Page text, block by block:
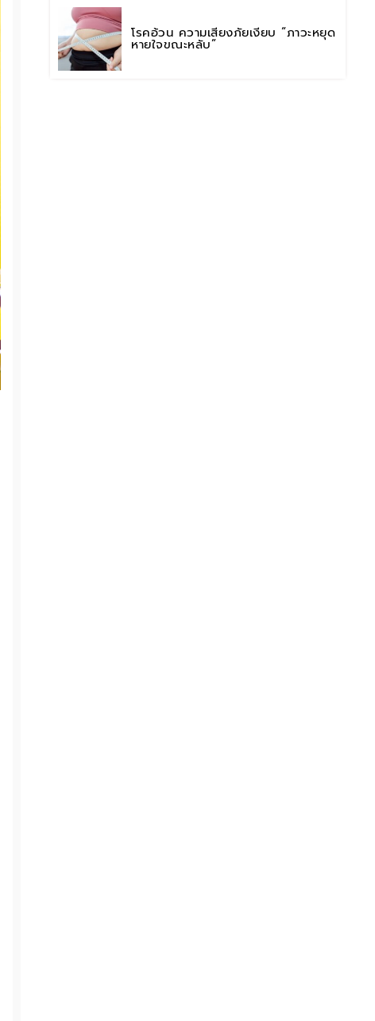
โรคอ้วน ความเสี่ยงภัยเงียบ “ภาวะหยุด
หายใจขณะหลับ”